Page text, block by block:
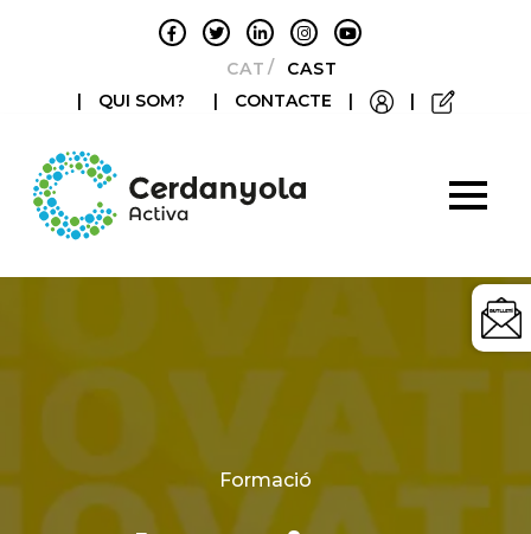
CATALÀCASTELLANO
|
QUI SOM? | CONTACTE | |
Categories
Formació